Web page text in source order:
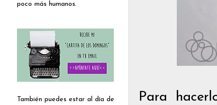
Para
poco más humanos.
También puedes estar al día de